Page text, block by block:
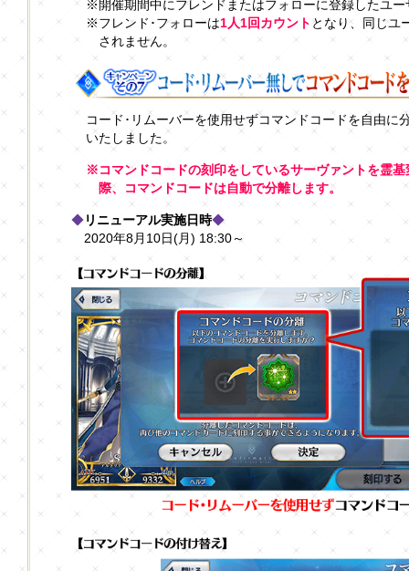
※開催期間中にフレンドまたはフォローに登録したユ
※フレンド･フォローは1人1回カウント となり、同じユ
されません。
コード･リムーバーを使用せずコマンドコードを自由に
いたしました。
※コマンドコードの刻印をしているサーヴァントを霊
際、コマンドコードは自動で分離します。
◆リニューアル実施日時◆
2020年8月10日(月) 18:30～